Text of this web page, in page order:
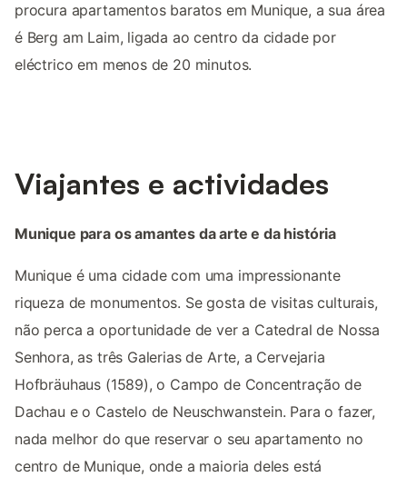
procura apartamentos baratos em Munique, a sua área
é Berg am Laim, ligada ao centro da cidade por
eléctrico em menos de 20 minutos.
Viajantes e actividades
Munique para os amantes da arte e da história
Munique é uma cidade com uma impressionante
riqueza de monumentos. Se gosta de visitas culturais,
não perca a oportunidade de ver a Catedral de Nossa
Senhora, as três Galerias de Arte, a Cervejaria
Hofbräuhaus (1589), o Campo de Concentração de
Dachau e o Castelo de Neuschwanstein. Para o fazer,
nada melhor do que reservar o seu apartamento no
centro de Munique, onde a maioria deles está